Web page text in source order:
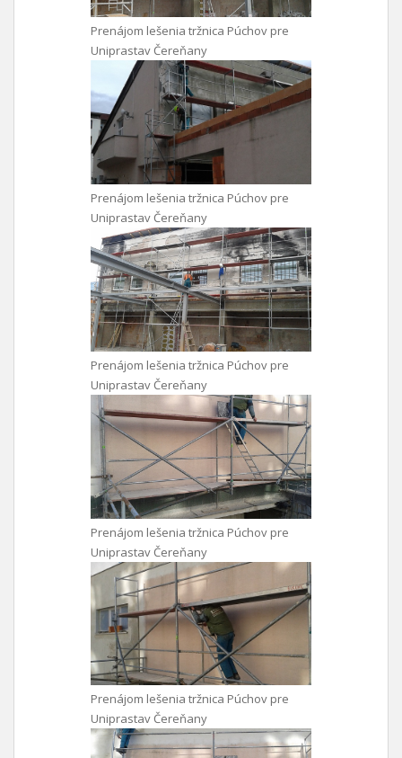
Prenájom lešenia tržnica Púchov pre
Uniprastav Čereňany
Prenájom lešenia tržnica Púchov pre
Uniprastav Čereňany
Prenájom lešenia tržnica Púchov pre
Uniprastav Čereňany
Prenájom lešenia tržnica Púchov pre
Uniprastav Čereňany
Prenájom lešenia tržnica Púchov pre
Uniprastav Čereňany